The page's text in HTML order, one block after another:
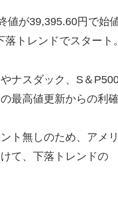
値が39,395.60円で始
トレンドでスタート。
ナスダック、S＆
最高値更新からの利
ト無しのため、アメ
て、下落トレンドの